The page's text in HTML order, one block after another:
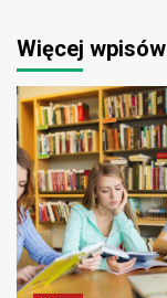
Więcej wpisów